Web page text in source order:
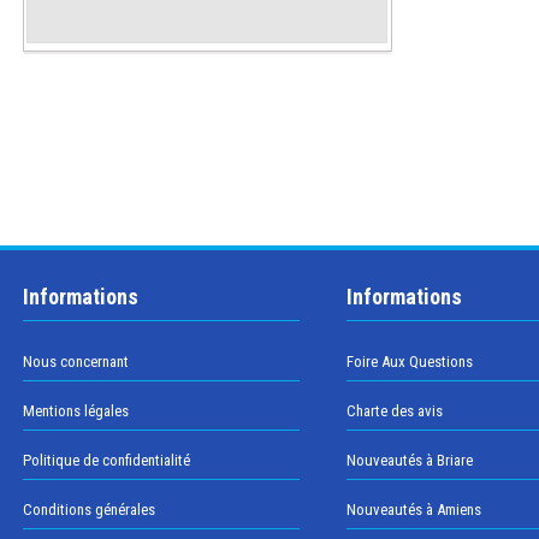
Informations
Nous concernant
Mentions légales
Politique de confidentialité
Conditions générales
Informations
Foire Aux Questions
Charte des avis
Nouveautés à Briare
Nouveautés à Amiens